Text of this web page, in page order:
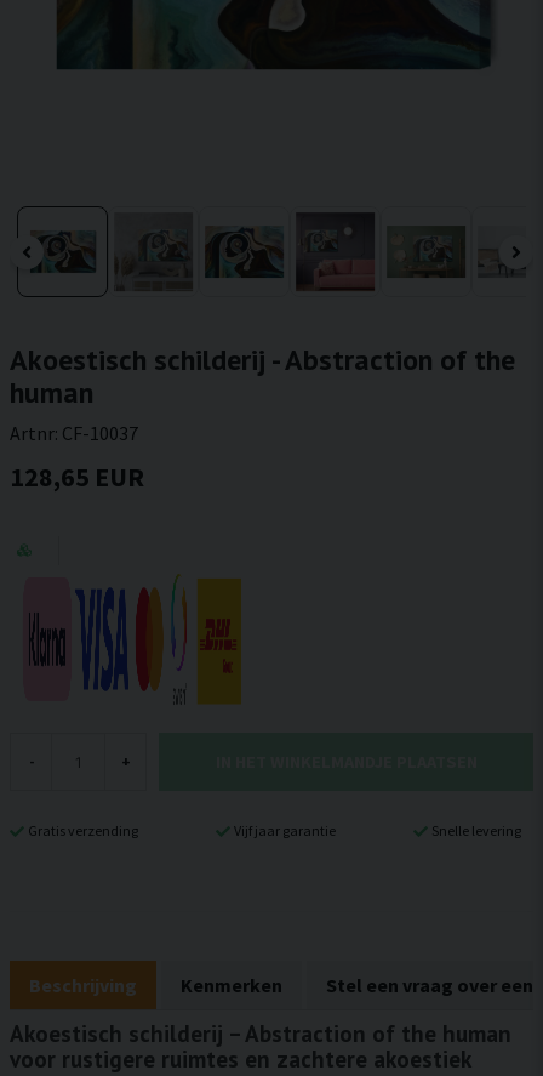
Akoestisch schilderij - Abstraction of the
human
Artnr: CF-10037
128,65 EUR
- +
Gratis verzending Vijf jaar garantie Snelle levering
Beschrijving Kenmerken Stel een vraag over een
Akoestisch schilderij – Abstraction of the human
voor rustigere ruimtes en zachtere akoestiek